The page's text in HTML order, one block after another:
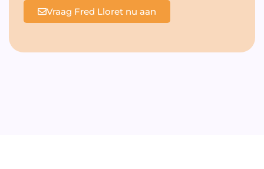
Vraag Fred Lloret nu aan